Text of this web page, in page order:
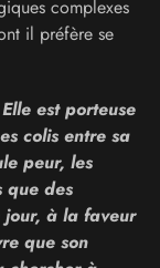
complexes
il préfère se
est porteuse
colis entre sa
peur, les
que des
jour, à la faveur
que son